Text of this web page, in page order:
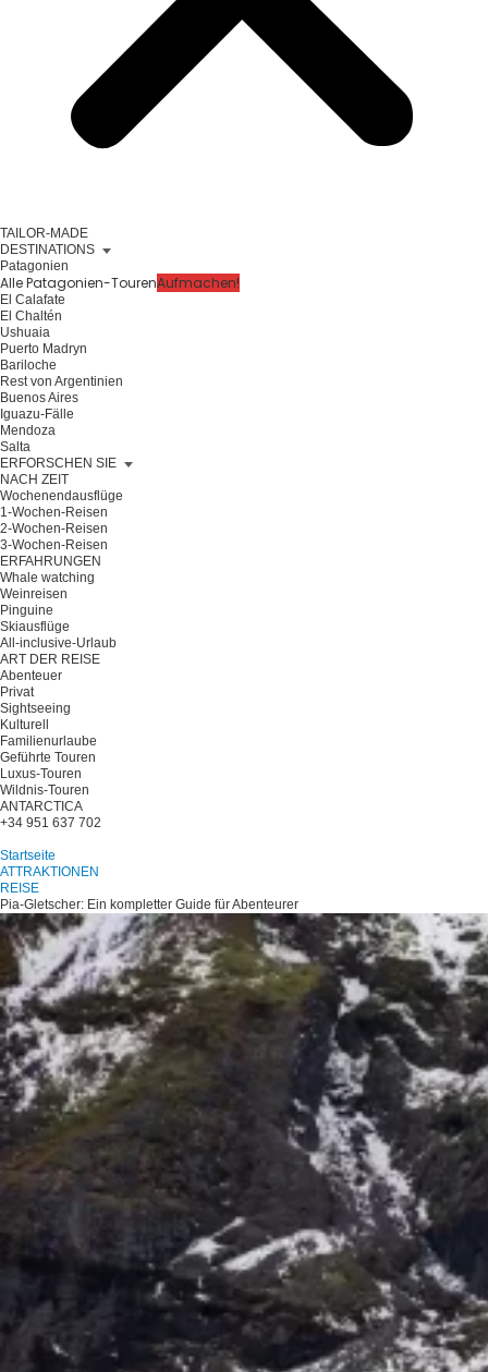
TAILOR-MADE
DESTINATIONS
Patagonien
Alle Patagonien-TourenAufmachen!
El Calafate
El Chaltén
Ushuaia
Puerto Madryn
Bariloche
Rest von Argentinien
Buenos Aires
Iguazu-Fälle
Mendoza
Salta
ERFORSCHEN SIE
NACH ZEIT
Wochenendausflüge
1-Wochen-Reisen
2-Wochen-Reisen
3-Wochen-Reisen
ERFAHRUNGEN
Whale watching
Weinreisen
Pinguine
Skiausflüge
All-inclusive-Urlaub
ART DER REISE
Abenteuer
Privat
Sightseeing
Kulturell
Familienurlaube
Geführte Touren
Luxus-Touren
Wildnis-Touren
ANTARCTICA
+34 951 637 702
Startseite
ATTRAKTIONEN
REISE
Pia-Gletscher: Ein kompletter Guide für Abenteurer